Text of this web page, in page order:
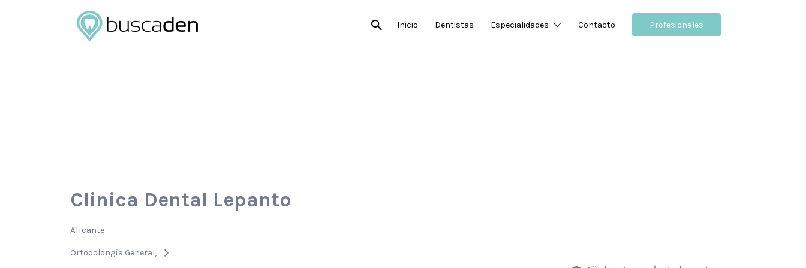
Inicio Dentistas Especialidades Contacto Profesionales
Buscar
por:
Clinica Dental Lepanto
Alicante
Ortodolongía General